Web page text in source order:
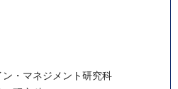
・マネジメント研究科